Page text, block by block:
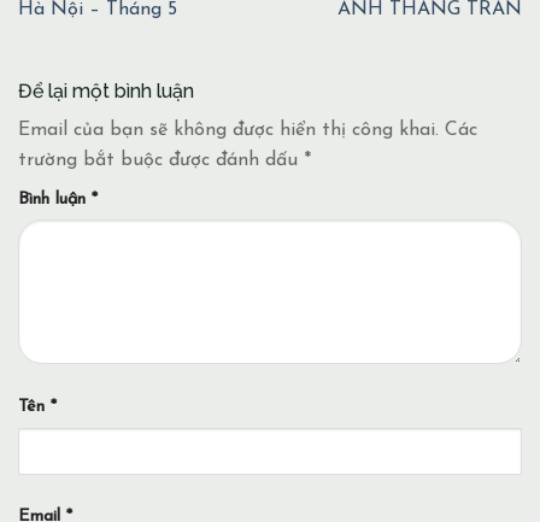
Hà Nội – Tháng 5
ANH THẮNG TRẦN
Để lại một bình luận
Email của bạn sẽ không được hiển thị công khai. Các
trường bắt buộc được đánh dấu *
Bình luận *
Tên *
Email *